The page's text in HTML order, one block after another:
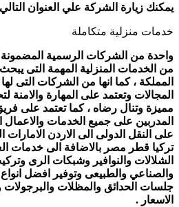
يمكنك زيارة الشركة علي العنوان
خدمات منزلية متكاملة
واحدة من الشركات الرسمية المضمونة
من الخدمات المنزلية المهمة التى
المملكة ، كما انها من الشركات التى
المجالات وتعتمد على المهارة
مميزة وتنال رضاه ، كما تعتمد على
المدربين على جميع الخدمات والاعمال
على النقل الدولى الى الاردن
تركيا قطر مصر بالاضافة الى خدمات
الشلالات والنوافير وشبكات الرى
والصناعي والطبيعى وتوفير افضل
جلسات الحدائق والمظلات والبرجولات
الاسعار .